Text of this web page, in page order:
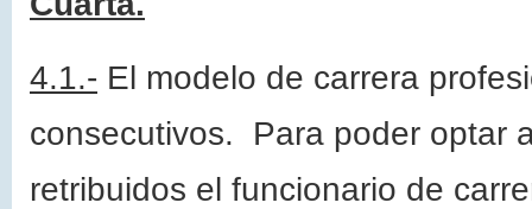
4.1.- El modelo de carrera
consecutivos. Para poder optar
retribuidos el funcionario de